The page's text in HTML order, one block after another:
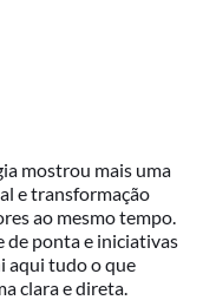
mostrou mais uma
e transformação
ao mesmo tempo.
de ponta e iniciativas
aqui tudo o que
clara e direta.